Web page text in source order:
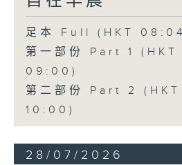
足本 Full (HKT
第一部份 Part 1
09:00)
第二部份 Part 2
10:00)
28/07/2026